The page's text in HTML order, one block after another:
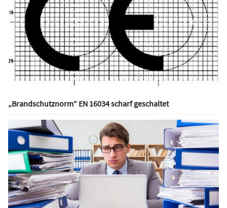
„Brandschutznorm“ EN 16034 scharf geschaltet